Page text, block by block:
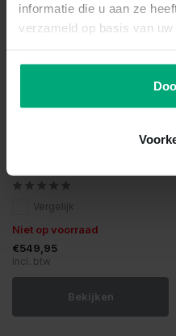
informatie die u aan ze
verzameld op basis van
Vergelijk
Niet op voorraad
€549,95
Incl. btw
Bekijken